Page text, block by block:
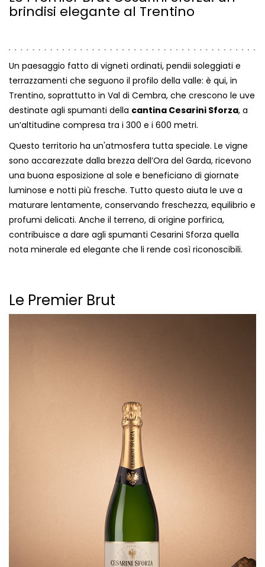
brindisi elegante al Trentino
Un paesaggio fatto di vigneti ordinati, pendii soleggiati e
terrazzamenti che seguono il profilo della valle: è qui, in
Trentino, soprattutto in Val di Cembra, che crescono le uve
destinate agli spumanti della cantina Cesarini Sforza, a
un’altitudine compresa tra i 300 e i 600 metri.
Questo territorio ha un'atmosfera tutta speciale. Le vigne
sono accarezzate dalla brezza dell’Ora del Garda, ricevono
una buona esposizione al sole e beneficiano di giornate
luminose e notti più fresche. Tutto questo aiuta le uve a
maturare lentamente, conservando freschezza, equilibrio e
profumi delicati. Anche il terreno, di origine porfirica,
contribuisce a dare agli spumanti Cesarini Sforza quella
nota minerale ed elegante che li rende così riconoscibili.
Le Premier Brut